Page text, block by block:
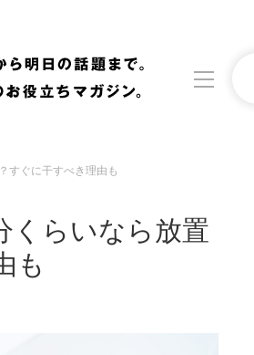
おすすめ
すぐに干すべき理由も
くらいなら放置
も